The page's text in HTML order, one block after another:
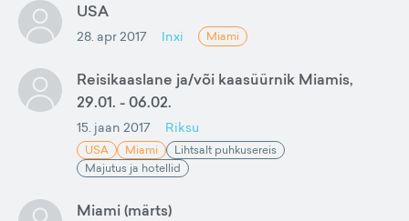
USA
28. apr 2017 Inxi Miami
Reisikaaslane ja/või kaasüürnik Miamis,
29.01. - 06.02.
15. jaan 2017 Riksu
USA Miami
Lihtsalt puhkusereis
Majutus ja hotellid
Miami (märts)